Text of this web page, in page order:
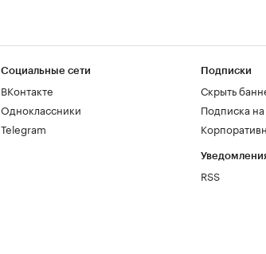
Социальные сети
ВКонтакте
Одноклассники
Telegram
Подписки
Скрыть
Подписка
RSS